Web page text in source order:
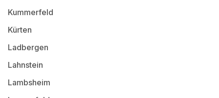
Kummerfeld
Kürten
Ladbergen
Lahnstein
Lambsheim